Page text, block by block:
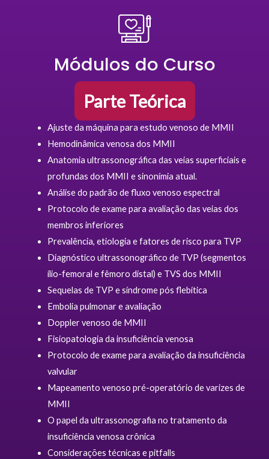
Módulos do Curso
Parte Teórica
Ajuste da máquina para estudo venoso de MMII
Hemodinâmica venosa dos MMII
Anatomia ultrassonográfica das veias superficiais e
profundas dos MMII e sinonímia atual.
Análise do padrão de fluxo venoso espectral
Protocolo de exame para avaliação das veias dos
membros inferiores
Prevalência, etiologia e fatores de risco para TVP
Diagnóstico ultrassonográfico de TVP (segmentos
ílio-femoral e fêmoro distal) e TVS dos MMII
Sequelas de TVP e síndrome pós flebítica
Embolia pulmonar e avaliação
Doppler venoso de MMII
Fisiopatologia da insuficiência venosa
Protocolo de exame para avaliação da insuficiência
valvular
Mapeamento venoso pré-operatório de varizes de
MMII
O papel da ultrassonografia no tratamento da
insuficiência venosa crônica
Considerações técnicas e pitfalls